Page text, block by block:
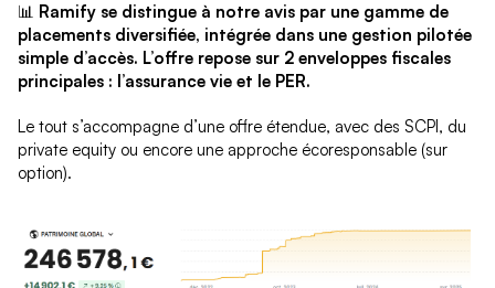
📊 Ramify se distingue à notre avis par une gamme de
placements diversifiée, intégrée dans une gestion pilotée
simple d’accès. L’offre repose sur 2 enveloppes fiscales
principales : l’assurance vie et le PER.
Le tout s’accompagne d’une offre étendue, avec des SCPI, du
private equity ou encore une approche écoresponsable (sur
option).